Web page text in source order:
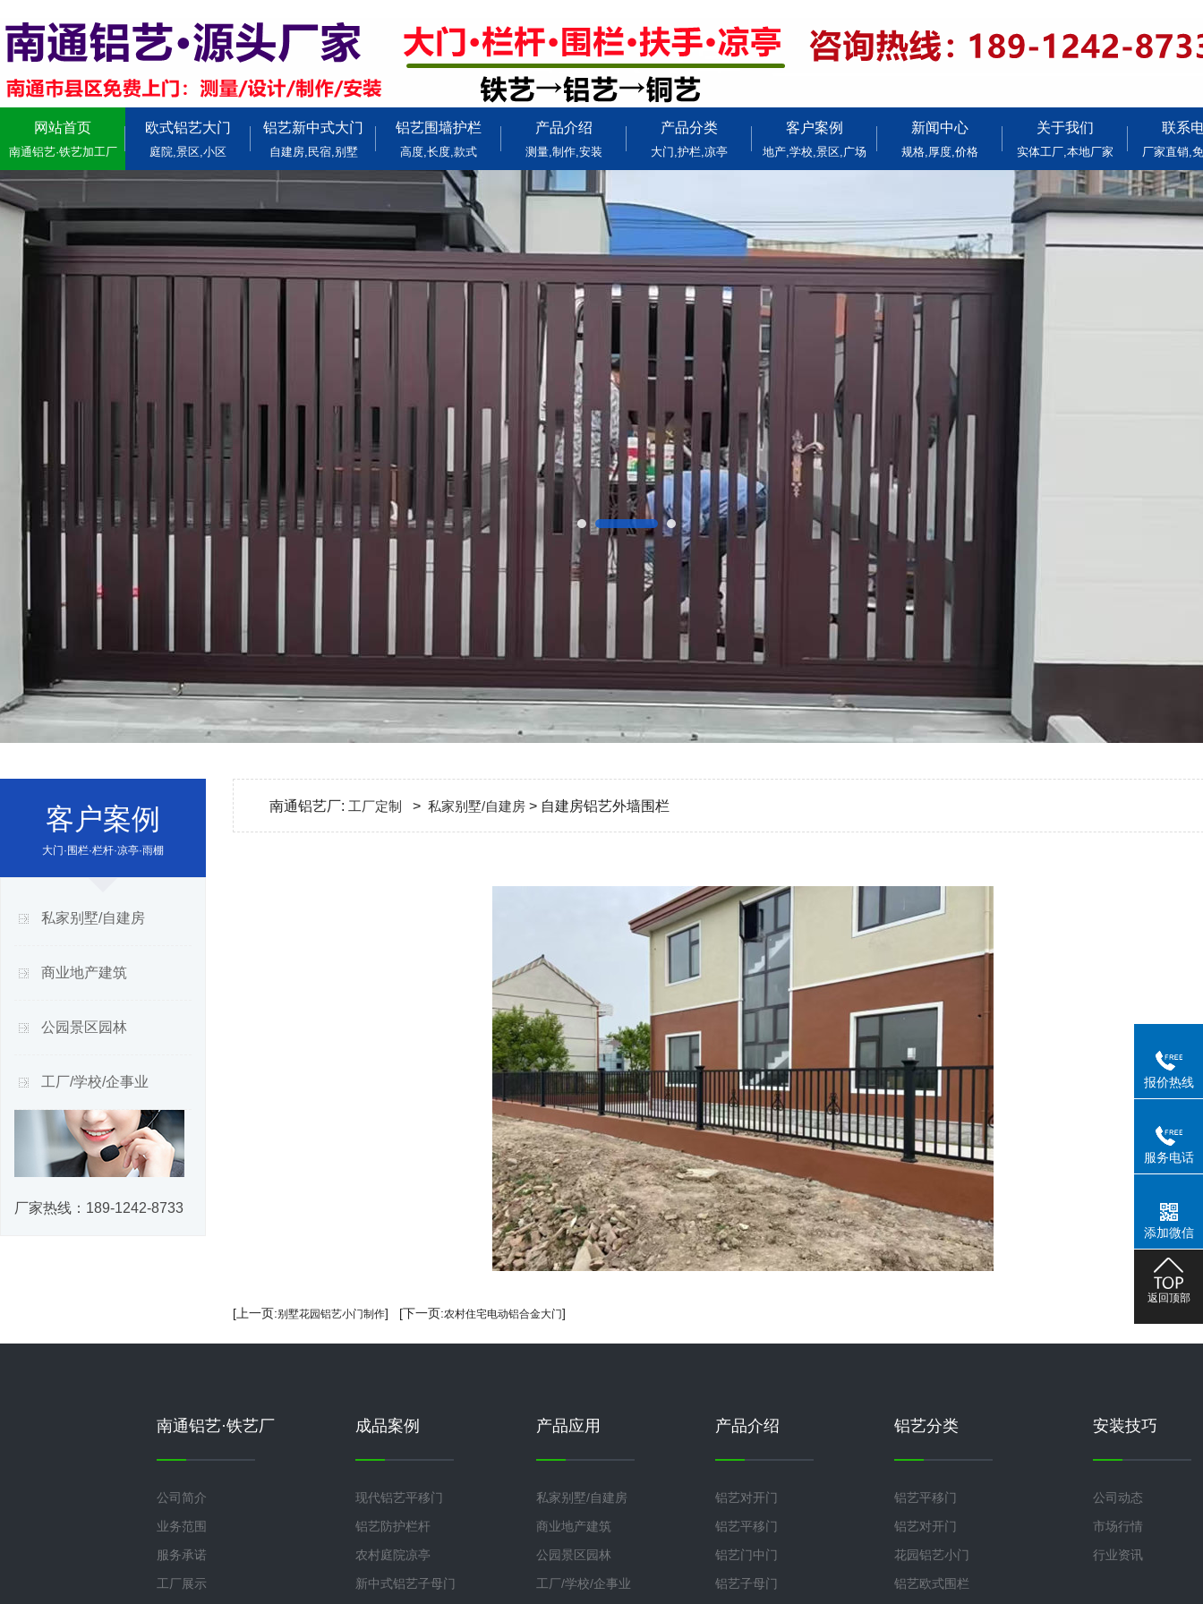
网站首页
南通铝艺·铁艺加工厂
欧式铝艺大门
庭院,景区,小区
铝艺新中式大门
自建房,民宿,别墅
铝艺围墙护栏
高度,长度,款式
产品介绍
测量,制作,安装
产品分类
大门,护栏,凉亭
客户案例
地产,学校,景区,广场
新闻中心
规格,厚度,价格
关于我们
实体工厂,本地厂家
联系
厂家直销,
客户案例
大门·围栏·栏杆·凉亭·雨棚
私家别墅/自建房
商业地产建筑
公园景区园林
工厂/学校/企事业
厂家热线： 189-1242-8733
南通铝艺厂: 工厂定制 > 私家别墅/自建房 > 自建房铝艺外墙围栏
[上一页:别墅花园铝艺小门制作] [下一页:农村住宅电动铝合金大门]
南通铝艺·铁艺厂
公司简介
业务范围
服务承诺
工厂展示
成品案例
现代铝艺平移门
铝艺防护栏杆
农村庭院凉亭
新中式铝艺子母门
产品应用
私家别墅/自建房
商业地产建筑
公园景区园林
工厂/学校/企事业
产品介绍
铝艺对开门
铝艺平移门
铝艺门中门
铝艺子母门
铝艺分类
铝艺平移门
铝艺对开门
花园铝艺小门
铝艺欧式围栏
安装技巧
公司动态
市场行情
行业资讯
报价热线
服务电话
添加微信
返回顶部